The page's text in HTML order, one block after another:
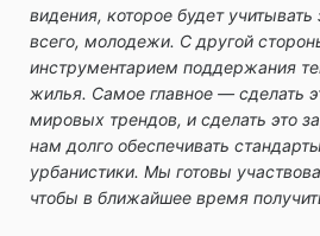
видения, которое будет
всего, молодежи. С другой
инструментарием поддержания
жилья. Самое главное — сделать
мировых трендов, и сделать это
нам долго обеспечивать
урбанистики. Мы готовы
чтобы в ближайшее время